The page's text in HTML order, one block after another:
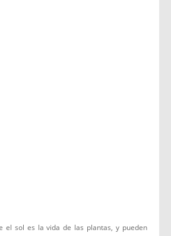
el sol es la vida de las plantas, y pueden